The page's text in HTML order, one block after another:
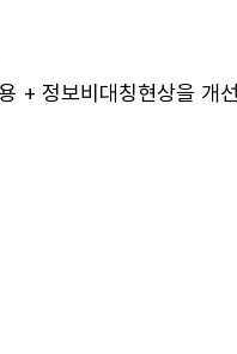
+ 정보비대칭현상을 개